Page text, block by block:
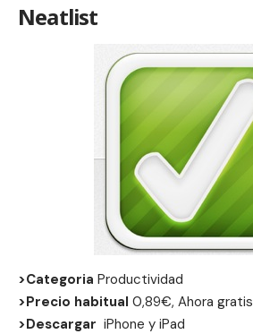
Neatlist
>Categoria Productividad
>Precio habitual 0,89€, Ahora gratis
>Descargar iPhone y iPad